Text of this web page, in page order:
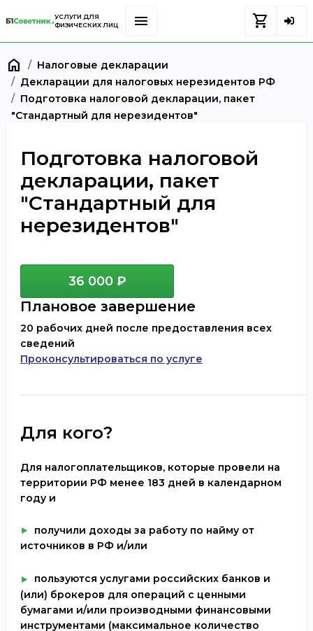
УСЛУГИ ДЛЯ
ФИЗИЧЕСКИХ ЛИЦ
menu shopping_cart
home
Налоговые декларации
Декларации для налоговых нерезидентов РФ
Подготовка налоговой декларации, пакет
"Стандартный для нерезидентов"
Подготовка налоговой
декларации, пакет
"Стандартный для
нерезидентов"
Плановое завершение
20 рабочих дней после предоставления всех
сведений
Проконсультироваться по услуге
36 000 ₽
Для кого?
Для налогоплательщиков, которые провели на
территории РФ менее 183 дней в календарном
году и
получили доходы за работу по найму от
источников в РФ и/или
пользуются услугами российских банков и
(или) брокеров для операций с ценными
бумагами и/или производными финансовыми
инструментами (максимальное количество